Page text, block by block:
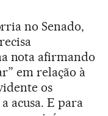
no Senado,
nota afirmando
em relação à
os
acusa. E para